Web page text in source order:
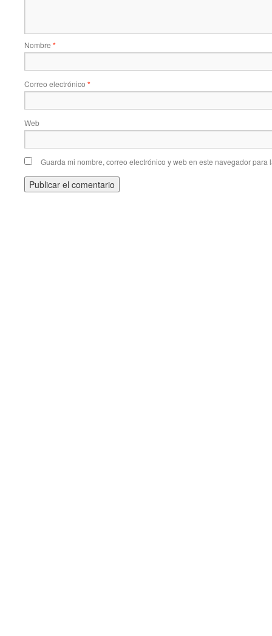
Nombre *
Correo electrónico *
Web
Guarda mi nombre, correo electrónico y web en este navegador para